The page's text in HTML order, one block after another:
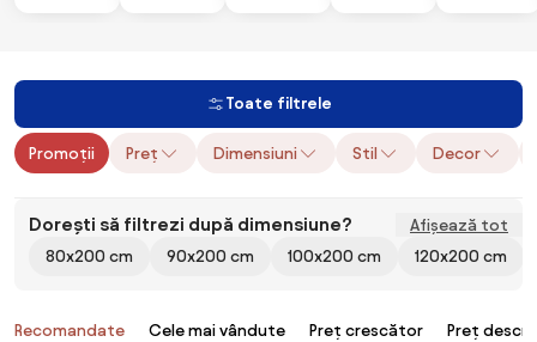
Toate filtrele
Promoții Preț Dimensiuni Stil Decor
Dorești să filtrezi după dimensiune?
Afișează tot
80x200 cm
90x200 cm 100x200 cm 120x200 cm
Produse
Recomandate Cele mai vândute Preț crescător Preț